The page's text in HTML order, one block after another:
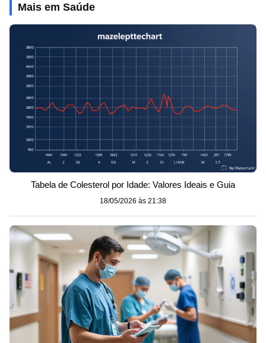
Mais em Saúde
Tabela de Colesterol por Idade: Valores Ideais e Guia
18/05/2026 às 21:38